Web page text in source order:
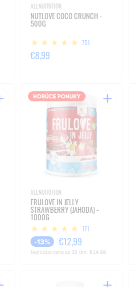
ALLNUTRITION
NUTLOVE COCO CRUNCH -
500G
751
€8,99
ALLNUTRITION
FRULOVE IN JELLY
STRAWBERRY (JAHODA) -
1000G
171
-13% €12,99
Najnižšia cena za 30 dní: €14,99